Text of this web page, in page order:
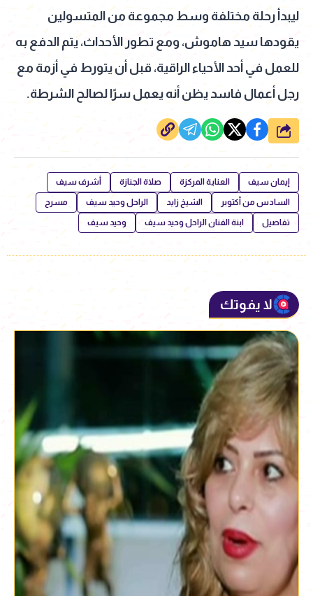
ليبدأ رحلة مختلفة وسط مجموعة من المتسولين
يقودها سيد هاموش، ومع تطور الأحداث، يتم الدفع به
للعمل في أحد الأحياء الراقية، قبل أن يتورط في أزمة مع
رجل أعمال فاسد يظن أنه يعمل سرًا لصالح الشرطة.
شارك
إيمان سيف العناية المركزة صلاة الجنازة أشرف سيف
السادس من أكتوبر الشيخ زايد الراحل وحيد سيف مسرح
تفاصيل ابنة الفنان الراحل وحيد سيف وحيد سيف
لا يفوتك